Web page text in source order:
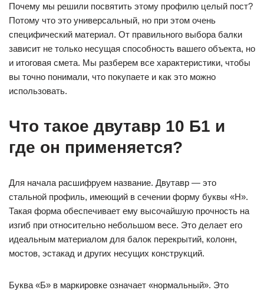
Почему мы решили посвятить этому профилю целый пост?
Потому что это универсальный, но при этом очень
специфический материал. От правильного выбора балки
зависит не только несущая способность вашего объекта, но
и итоговая смета. Мы разберем все характеристики, чтобы
вы точно понимали, что покупаете и как это можно
использовать.
Что такое двутавр 10 Б1 и
где он применяется?
Для начала расшифруем название. Двутавр — это
стальной профиль, имеющий в сечении форму буквы «Н».
Такая форма обеспечивает ему высочайшую прочность на
изгиб при относительно небольшом весе. Это делает его
идеальным материалом для балок перекрытий, колонн,
мостов, эстакад и других несущих конструкций.
Буква «Б» в маркировке означает «нормальный». Это